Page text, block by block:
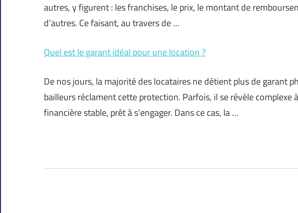
autres, y figurent : les franchises, le prix, le montant de
d’autres. Ce faisant, au travers de …
Quel est le garant idéal pour une location ?
De nos jours, la majorité des locataires ne détient plus de garant
bailleurs réclament cette protection. Parfois, il se révèle
financière stable, prêt à s’engager. Dans ce cas, la …